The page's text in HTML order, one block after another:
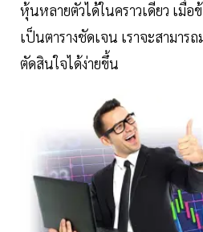
หุ้นหลายตัวได้ในคราวเดียว เมื่อ
เป็นตารางชัดเจน เราจะสามาร
ตัดสินใจได้ง่ายขึ้น